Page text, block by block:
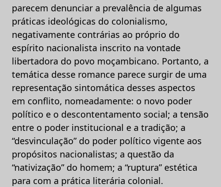
parecem denunciar a prevalência de algumas
práticas ideológicas do colonialismo,
negativamente contrárias ao próprio do
espírito nacionalista inscrito na vontade
libertadora do povo moçambicano. Portanto, a
temática desse romance parece surgir de uma
representação sintomática desses aspectos
em conflito, nomeadamente: o novo poder
político e o descontentamento social; a tensão
entre o poder institucional e a tradição; a
“desvinculação” do poder político vigente aos
propósitos nacionalistas; a questão da
“nativização” do homem; a “ruptura” estética
para com a prática literária colonial.